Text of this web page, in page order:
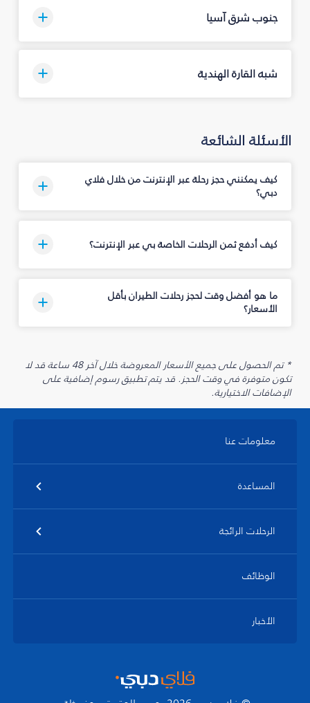
جنوب شرق آسيا
شبه القارة الهندية
الأسئلة الشائعة
كيف يمكنني حجز رحلة عبر الإنترنت من خلال فلاي
دبي؟
كيف أدفع ثمن الرحلات الخاصة بي عبر الإنترنت؟
ما هو أفضل وقت لحجز رحلات الطيران بأقل
الأسعار؟
* تم الحصول على جميع الأسعار المعروضة خلال آخر 48 ساعة قد لا
تكون متوفرة في وقت الحجز. قد يتم تطبيق رسوم إضافية على
الإضافات الاختيارية.
معلومات عنا
المساعدة
الرحلات الرائجة
الوظائف
الأخبار